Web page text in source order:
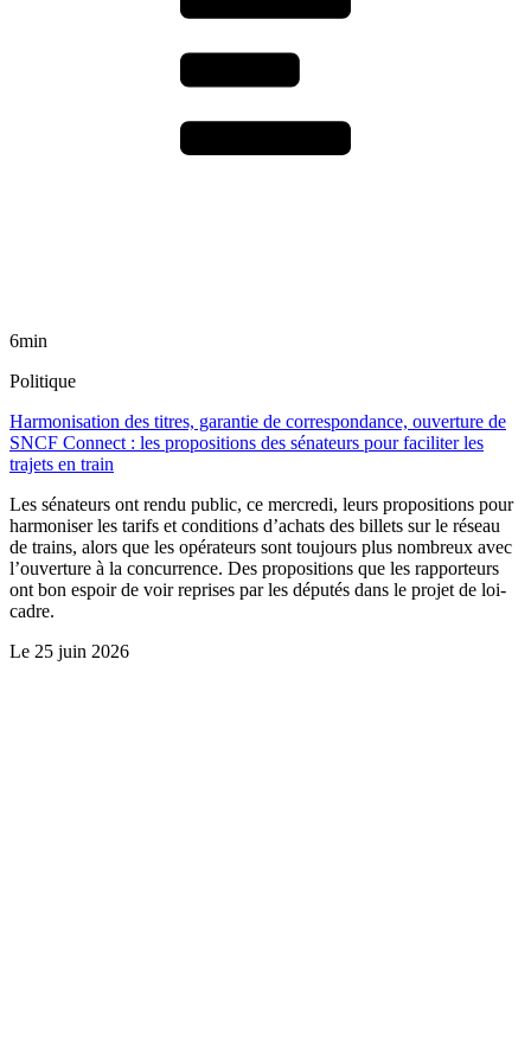
6min
Politique
Harmonisation des titres, garantie de correspondance, ouverture de
SNCF Connect : les propositions des sénateurs pour faciliter les
trajets en train
Les sénateurs ont rendu public, ce mercredi, leurs propositions pour
harmoniser les tarifs et conditions d’achats des billets sur le réseau
de trains, alors que les opérateurs sont toujours plus nombreux avec
l’ouverture à la concurrence. Des propositions que les rapporteurs
ont bon espoir de voir reprises par les députés dans le projet de loi-
cadre.
Le 25 juin 2026